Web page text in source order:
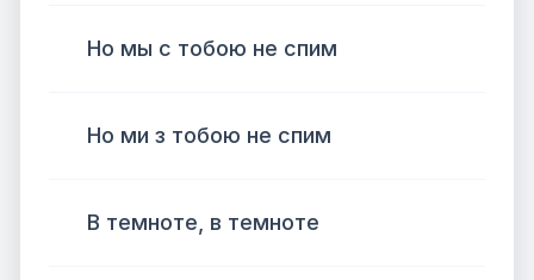
Но мы с тобою не спим
Но ми з тобою не спим
В темноте, в темноте